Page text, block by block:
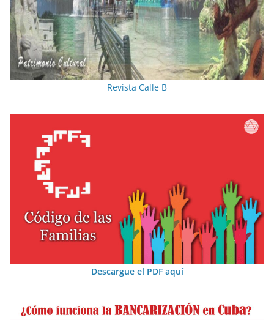
Revista Calle B
Descargue el PDF aquí